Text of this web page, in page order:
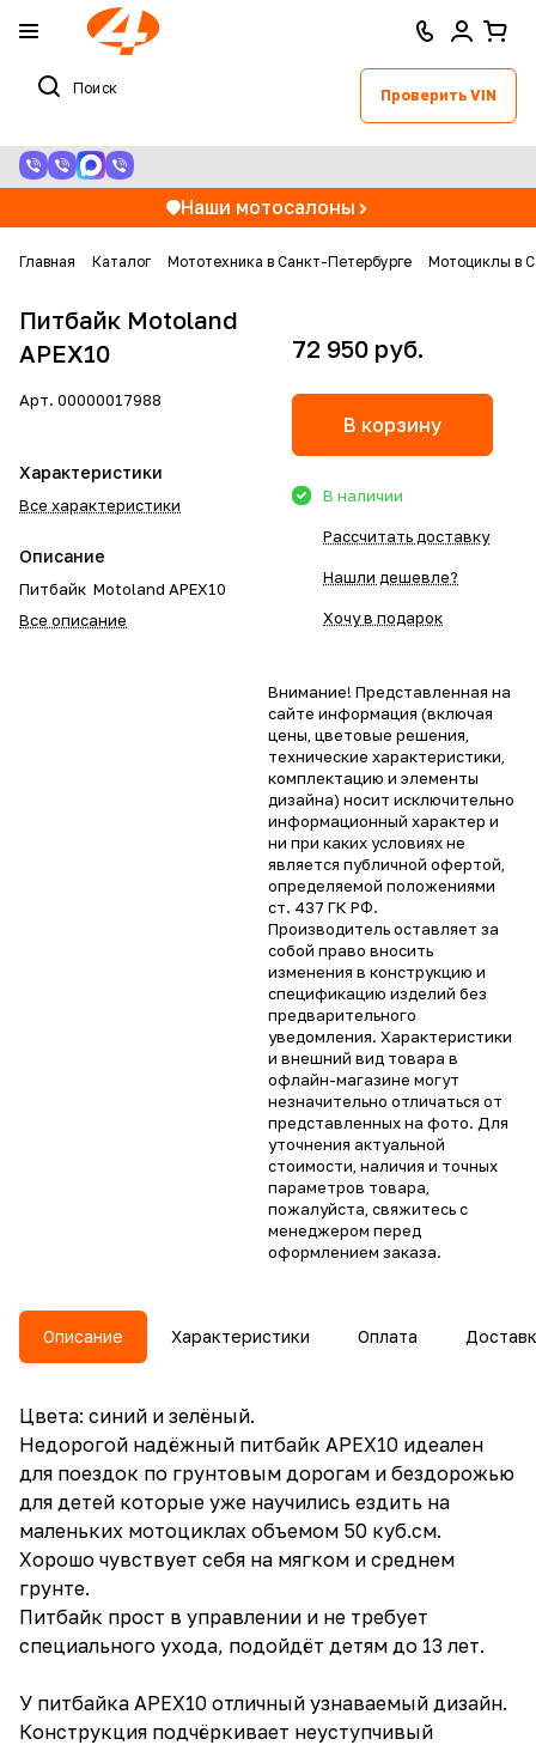
Проверить VIN
Наши мотосалоны
Главная Каталог Мототехника в Санкт-Петербурге Мотоциклы в
Питбайк Motoland
APEX10
Арт. 00000017988
Характеристики
Все характеристики
Описание
Питбайк Motoland APEX10
Все описание
72 950 руб.
В корзину
В наличии
Рассчитать доставку
Нашли дешевле?
Хочу в подарок
Внимание! Представленная на
сайте информация (включая
цены, цветовые решения,
технические характеристики,
комплектацию и элементы
дизайна) носит исключительно
информационный характер и
ни при каких условиях не
является публичной офертой,
определяемой положениями
ст. 437 ГК РФ.
Производитель оставляет за
собой право вносить
изменения в конструкцию и
спецификацию изделий без
предварительного
уведомления. Характеристики
и внешний вид товара в
офлайн-магазине могут
незначительно отличаться от
представленных на фото. Для
уточнения актуальной
стоимости, наличия и точных
параметров товара,
пожалуйста, свяжитесь с
менеджером перед
оформлением заказа.
Описание Характеристики Оплата
Цвета: синий и зелёный.
Недорогой надёжный питбайк APEX10 идеален
для поездок по грунтовым дорогам и бездорожью
для детей которые уже научились ездить на
маленьких мотоциклах объемом 50 куб.см.
Хорошо чувствует себя на мягком и среднем
грунте.
Питбайк прост в управлении и не требует
специального ухода, подойдёт детям до 13 лет.
У питбайка APEX10 отличный узнаваемый дизайн.
Конструкция подчёркивает неуступчивый